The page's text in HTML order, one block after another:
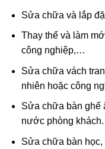
Sửa chữa và lắp
Thay thế và làm
công nghiệp,…
Sửa chữa vách
nhiên hoặc công
Sửa chữa bàn ghế
nước phòng khách.
Sửa chữa bàn học,